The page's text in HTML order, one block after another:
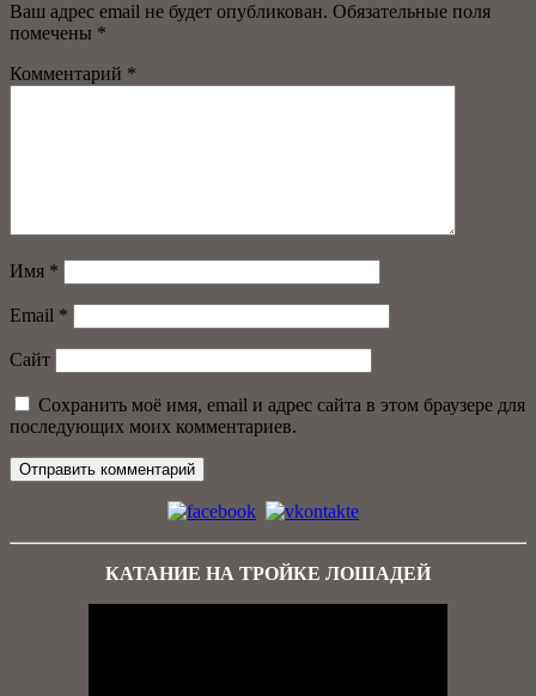
Ваш адрес email не будет опубликован. Обязательные поля
помечены *
Комментарий *
Имя *
Email *
Сайт
Сохранить моё имя, email и адрес сайта в этом браузере для
последующих моих комментариев.
КАТАНИЕ НА ТРОЙКЕ ЛОШАДЕЙ